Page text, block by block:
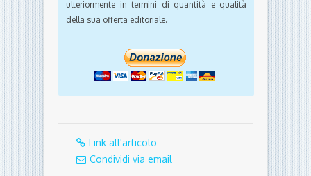
ulteriormente in termini di quantità e qualità
della sua offerta editoriale.
Link all'articolo
Condividi via email